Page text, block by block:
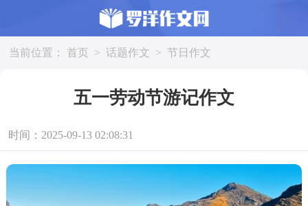
当前位置： 首页 > 话题作文 > 节日作文
五一劳动节游记作文
时间：2025-09-13 02:08:31